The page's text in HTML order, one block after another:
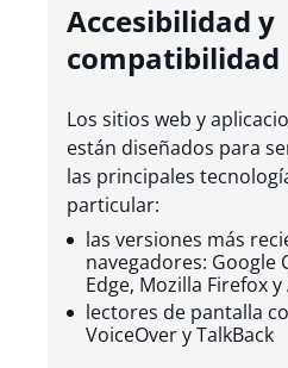
Accesibilidad y
compatibilidad
Los sitios web y
están diseñados para
las principales
particular:
las versiones más
navegadores: Google
Edge, Mozilla Firefox
lectores de pantalla
VoiceOver y TalkBack